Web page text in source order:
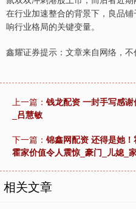
在行业加速整合的背景下，良品
响行业格局的关键变量。
鑫耀证券提示：文章来自网络，不
上一篇： 钱龙配资 一封手写感
_吕慧敏
下一篇： 锦鑫网配资 还得是她
霍家价值令人震惊_豪门_儿媳_
相关文章